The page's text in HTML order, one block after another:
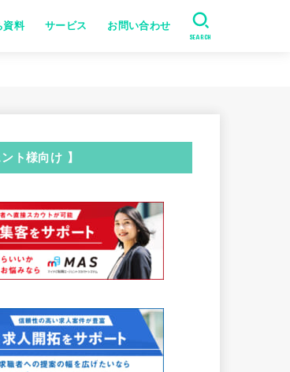
資料 サービス お問い合わせ
SEARCH
ト様向け 】